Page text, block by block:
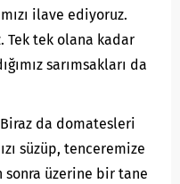
ilave ediyoruz.
Tek tek olana kadar
sarımsakları da
da domatesleri
süzüp, tenceremize
sonra üzerine bir tane